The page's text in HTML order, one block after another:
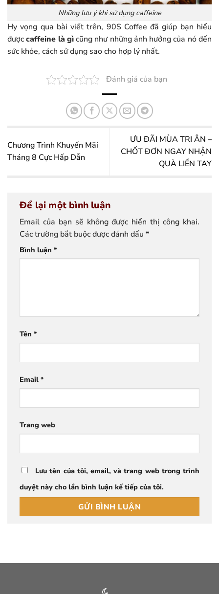
Những lưu ý khi sử dụng caffeine
Hy vọng qua bài viết trên, 90S Coffee đã giúp bạn hiểu
đượccaffeine là gìcũng như những ảnh hưởng của nó đến
sức khỏe, cách sử dụng sao cho hợp lý nhất.
Đánh giá của bạn
Chương Trình Khuyến Mãi
Tháng 8 Cực Hấp Dẫn
ƯU ĐÃI MÙA TRI ÂN –
CHỐT ĐƠN NGAY NHẬN
QUÀ LIỀN TAY
Để lại một bình luận
Email của bạn sẽ không được hiển thị công khai.
Các trường bắt buộc được đánh dấu *
Bình luận *
Tên *
Email *
Trang web
Lưu tên của tôi, email, và trang web trong trình
duyệt này cho lần bình luận kế tiếp của tôi.